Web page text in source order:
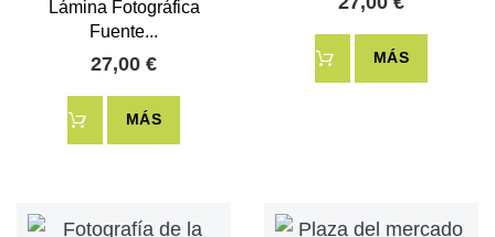
Lámina Fotográfica
Fuente...
27,00 €
MÁS
MÁS